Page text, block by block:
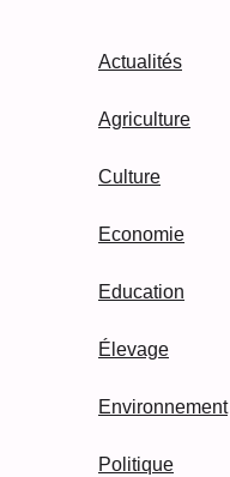
Actualités
Agriculture
Culture
Economie
Education
Élevage
Environnement
Politique